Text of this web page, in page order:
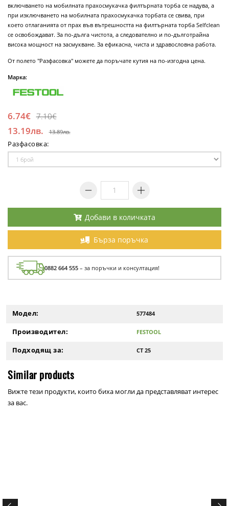
включването на мобилната прахосмукачка филтърната торба се надува, а
при изключването на мобилната прахосмукачка торбата се свива, при
което отлаганията от прах във вътрешността на филтърната торба Selfclean
се освобождават. За по-дълга чистота, а следователно и по-дълготрайна
висока мощност на засмукване. За ефикасна, чиста и здравословна работа.
От полето "Разфасовка" можете да поръчате кутия на по-изгодна цена.
Марка:
6.74€ 7.10€
13.19лв. 13.89лв.
Разфасовка:
Добави в количката
Бърза поръчка
0882 664 555 – за поръчки и консултация!
Модел: 577484
Производител: FESTOOL
Подходящ за: CT 25
Similar products
Вижте тези продукти, които биха могли да представляват интерес
за вас.